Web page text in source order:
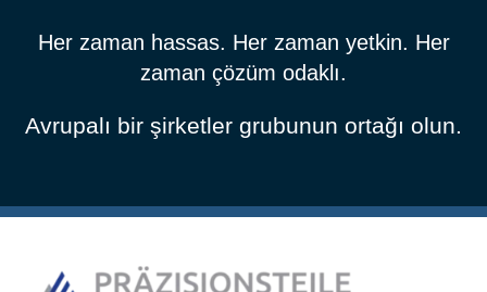
Her zaman hassas. Her zaman yetkin. Her
zaman çözüm odaklı.
Avrupalı bir şirketler grubunun ortağı olun.